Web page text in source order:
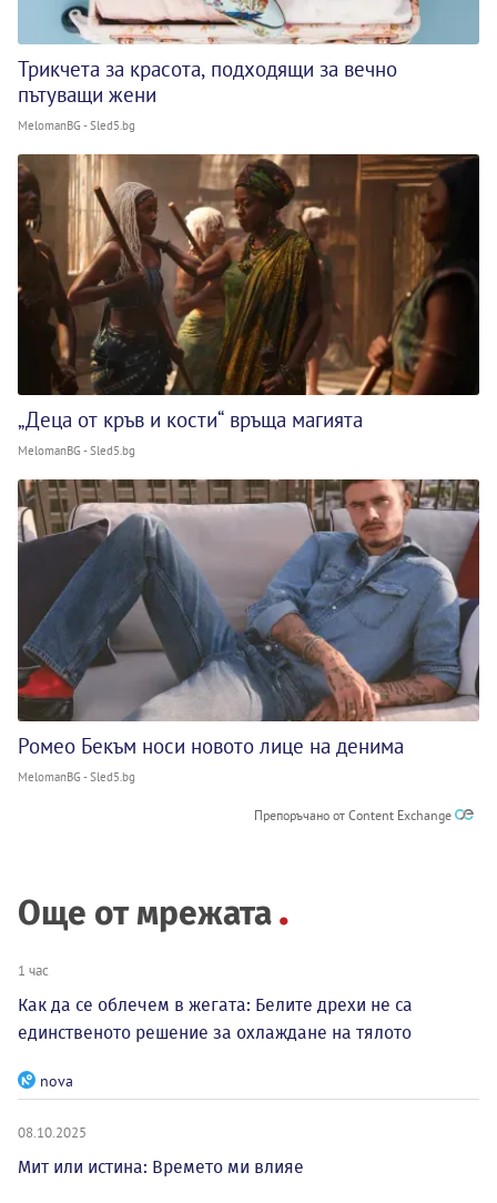
Трикчета за красота, подходящи за вечно
пътуващи жени
MelomanBG - Sled5.bg
„Деца от кръв и кости“ връща магията
MelomanBG - Sled5.bg
Ромео Бекъм носи новото лице на денима
MelomanBG - Sled5.bg
Препоръчано от Content Exchange
Още от мрежата
1 час
Как да се облечем в жегата: Белите дрехи не са
единственото решение за охлаждане на тялото
nova
08.10.2025
Мит или истина: Времето ми влияе